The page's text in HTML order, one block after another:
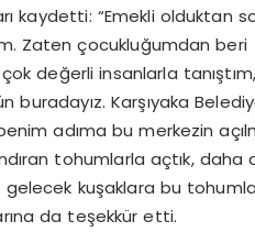
kaydetti: “Emekli olduktan
Zaten çocukluğumdan beri
değerli insanlarla tanıştım,
buradayız. Karşıyaka
adıma bu merkezin
tohumlarla açtık, daha
gelecek kuşaklara bu
da teşekkür etti.